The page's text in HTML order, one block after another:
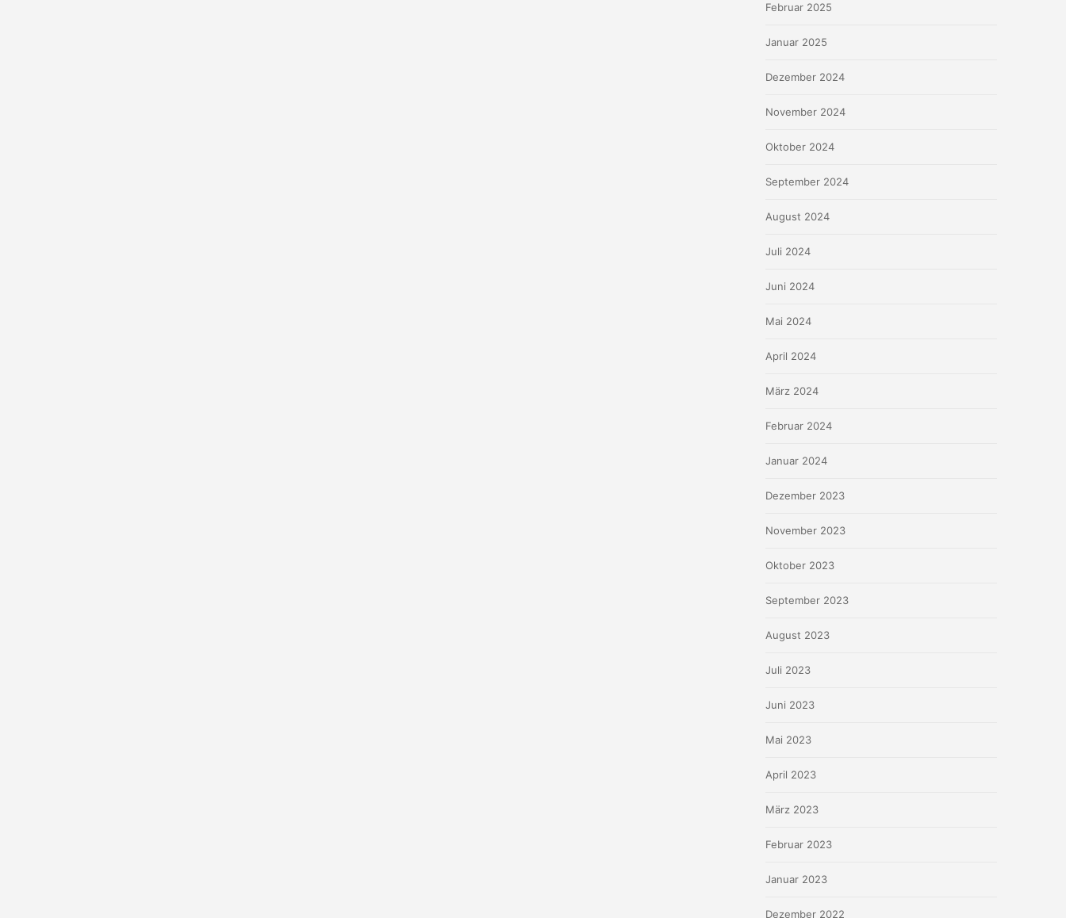
Februar 2025
Januar 2025
Dezember 2024
November 2024
Oktober 2024
September 2024
August 2024
Juli 2024
Juni 2024
Mai 2024
April 2024
März 2024
Februar 2024
Januar 2024
Dezember 2023
November 2023
Oktober 2023
September 2023
August 2023
Juli 2023
Juni 2023
Mai 2023
April 2023
März 2023
Februar 2023
Januar 2023
Dezember 2022